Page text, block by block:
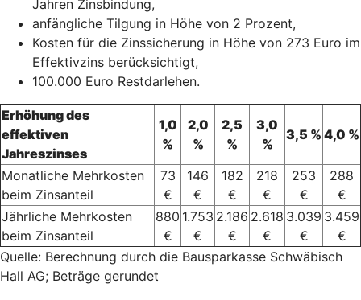
Jahren Zinsbindung,
anfängliche Tilgung in Höhe von 2 Prozent,
Kosten für die Zinssicherung in Höhe von 273 Euro im
Effektivzins berücksichtigt,
100.000 Euro Restdarlehen.
Erhöhung des
effektiven
Jahreszinses
1,0
%
2,0
%
2,5
%
3,0
%
3,5 % 4,0 %
Monatliche Mehrkosten
beim Zinsanteil
73
€
146
€
182
€
218
€
253
€
288
€
Jährliche Mehrkosten
beim Zinsanteil
880
€
1.753
€
2.186
€
2.618
€
3.039
€
3.459
€
Quelle: Berechnung durch die Bausparkasse Schwäbisch
Hall AG; Beträge gerundet